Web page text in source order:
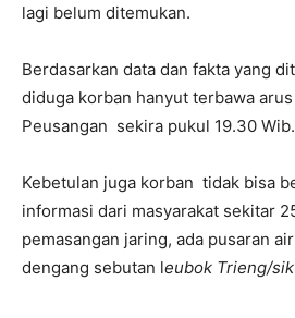
lagi belum ditemukan.
Berdasarkan data dan fakta yang
diduga korban hanyut terbawa
Peusangan sekira pukul 19.30 Wib.
Kebetulan juga korban tidak bisa
informasi dari masyarakat sekitar
pemasangan jaring, ada pusaran
dengang sebutan leubok Trieng/